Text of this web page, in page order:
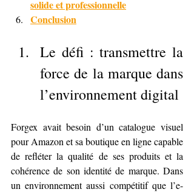
solide et professionnelle
Conclusion
Le défi : transmettre la
force de la marque dans
l’environnement digital
Forgex avait besoin d’un catalogue visuel
pour Amazon et sa boutique en ligne capable
de refléter la qualité de ses produits et la
cohérence de son identité de marque. Dans
un environnement aussi compétitif que l’e-